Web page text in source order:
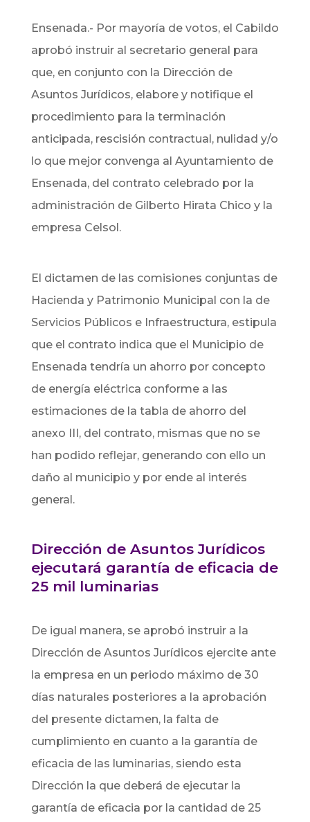
Ensenada.- Por mayoría de votos, el Cabildo
aprobó instruir al secretario general para
que, en conjunto con la Dirección de
Asuntos Jurídicos, elabore y notifique el
procedimiento para la terminación
anticipada, rescisión contractual, nulidad y/o
lo que mejor convenga al Ayuntamiento de
Ensenada, del contrato celebrado por la
administración de Gilberto Hirata Chico y la
empresa Celsol.
El dictamen de las comisiones conjuntas de
Hacienda y Patrimonio Municipal con la de
Servicios Públicos e Infraestructura, estipula
que el contrato indica que el Municipio de
Ensenada tendría un ahorro por concepto
de energía eléctrica conforme a las
estimaciones de la tabla de ahorro del
anexo III, del contrato, mismas que no se
han podido reflejar, generando con ello un
daño al municipio y por ende al interés
general.
Dirección de Asuntos Jurídicos
ejecutará garantía de eficacia de
25 mil luminarias
De igual manera, se aprobó instruir a la
Dirección de Asuntos Jurídicos ejercite ante
la empresa en un periodo máximo de 30
días naturales posteriores a la aprobación
del presente dictamen, la falta de
cumplimiento en cuanto a la garantía de
eficacia de las luminarias, siendo esta
Dirección la que deberá de ejecutar la
garantía de eficacia por la cantidad de 25